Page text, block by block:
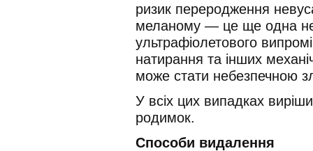
ризик переродження
меланому — це ще одна
ультрафіолетового
натирання та інших
може стати небезпечною
У всіх цих випадках
родимок.
Способи видалення